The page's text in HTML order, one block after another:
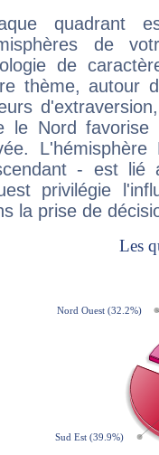
quadrant
de
de
thème, autour
le Nord favorise
- est
privilégie
la prise de